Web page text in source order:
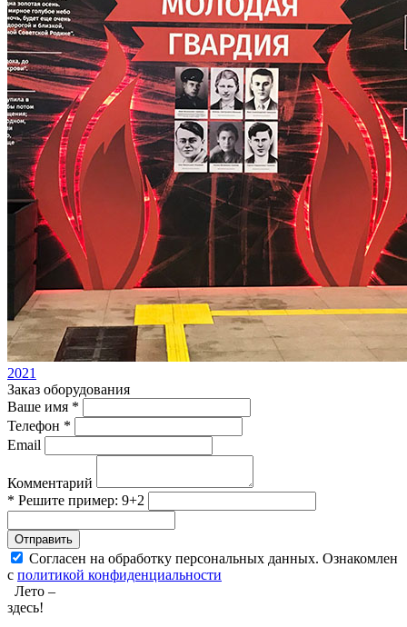
2021
Заказ оборудования
Ваше имя *
Телефон *
Email
Комментарий
* Решите пример: 9+2
Отправить
Согласен на обработку персональных данных. Ознакомлен
с политикой конфиденциальности
Лето –
здесь!